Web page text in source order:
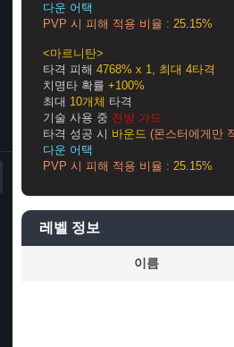
다운 어택
PVP 시 피해 적용 비율 : 25.15%
<마르니탄>
타격 피해 4768% x 1, 최대 4타격
치명타 확률 +100%
최대 10개체 타격
기술 사용 중 전방 가드
타격 성공 시 바운드 (몬스터에게만
다운 어택
PVP 시 피해 적용 비율 : 25.15%
레벨 정보
이름